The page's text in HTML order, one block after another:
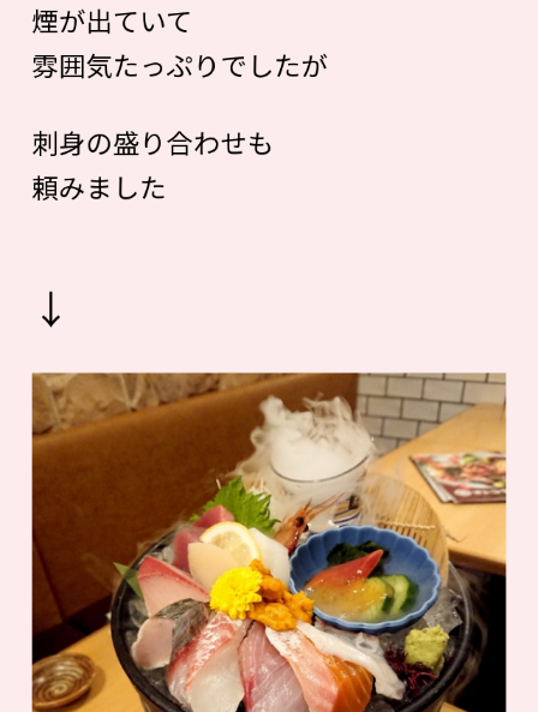
煙が出ていて
雰囲気たっぷりでしたが
刺身の盛り合わせも
頼みました
↓